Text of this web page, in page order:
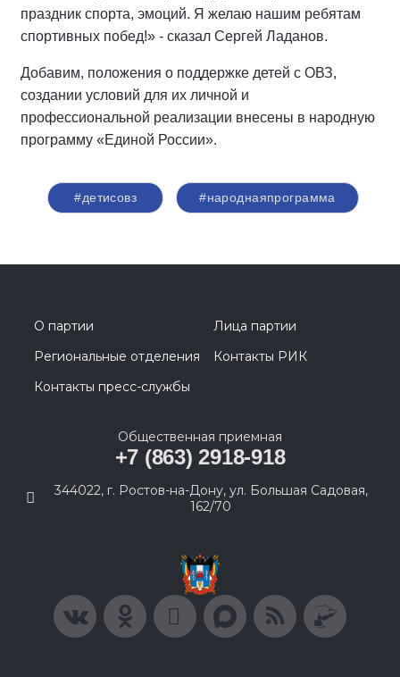
праздник спорта, эмоций. Я желаю нашим ребятам
спортивных побед!» - сказал Сергей Ладанов.
Добавим, положения о поддержке детей с ОВЗ,
создании условий для их личной и
профессиональной реализации внесены в народную
программу «Единой России».
#детисовз #народнаяпрограмма
О партии
Лица партии
Региональные отделения
Контакты РИК
Контакты пресс-службы
Общественная приемная
+7 (863) 2918-918
344022, г. Ростов-на-Дону, ул. Большая Садовая,
162/70